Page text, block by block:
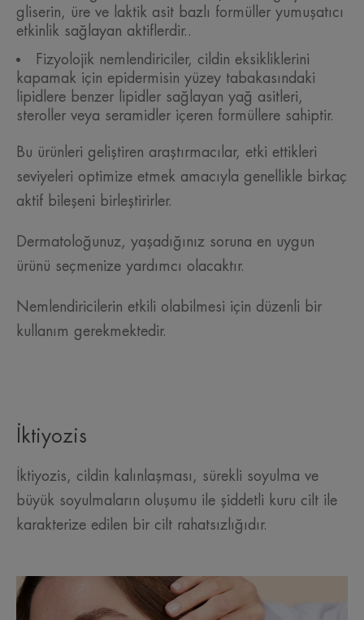
gliserin, üre ve laktik asit bazlı formüller yumuşatıcı
etkinlik sağlayan aktiflerdir..
Fizyolojik nemlendiriciler, cildin eksikliklerini
kapamak için epidermisin yüzey tabakasındaki
lipidlere benzer lipidler sağlayan yağ asitleri,
steroller veya seramidler içeren formüllere sahiptir.
Bu ürünleri geliştiren araştırmacılar, etki ettikleri
seviyeleri optimize etmek amacıyla genellikle birkaç
aktif bileşeni birleştirirler.
Dermatoloğunuz, yaşadığınız soruna en uygun
ürünü seçmenize yardımcı olacaktır.
Nemlendiricilerin etkili olabilmesi için düzenli bir
kullanım gerekmektedir.
İktiyozis
İktiyozis, cildin kalınlaşması, sürekli soyulma ve
büyük soyulmaların oluşumu ile şiddetli kuru cilt ile
karakterize edilen bir cilt rahatsızlığıdır.